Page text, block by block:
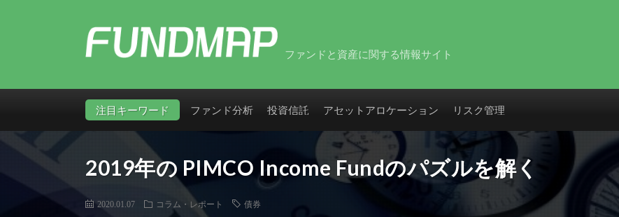
ファンドと資産に関する情報サイト
注目キーワード ファンド分析 投資信託 アセットアロケーション リスク管理
2019年の PIMCO Income Fundのパズルを解く
2020.01.07 コラム・レポート 債券